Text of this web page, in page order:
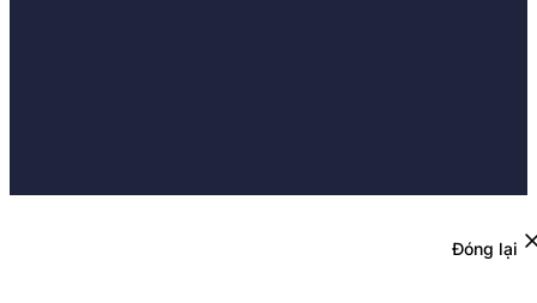
Đóng lại